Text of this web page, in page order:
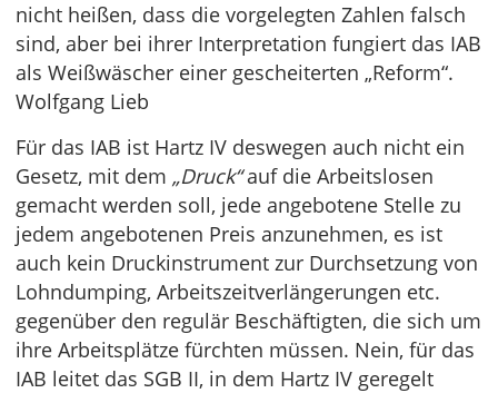
nicht heißen, dass die vorgelegten Zahlen falsch
sind, aber bei ihrer Interpretation fungiert das IAB
als Weißwäscher einer gescheiterten „Reform“.
Wolfgang Lieb
Für das IAB ist Hartz IV deswegen auch nicht ein
Gesetz, mit dem „Druck“auf die Arbeitslosen
gemacht werden soll, jede angebotene Stelle zu
jedem angebotenen Preis anzunehmen, es ist
auch kein Druckinstrument zur Durchsetzung von
Lohndumping, Arbeitszeitverlängerungen etc.
gegenüber den regulär Beschäftigten, die sich um
ihre Arbeitsplätze fürchten müssen. Nein, für das
IAB leitet das SGB II, in dem Hartz IV geregelt